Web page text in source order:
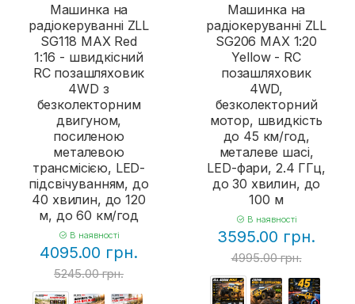
Машинка на
радіокеруванні ZLL
SG118 MAX Red
1:16 - швидкісний
RC позашляховик
4WD з
безколекторним
двигуном,
посиленою
металевою
трансмісією, LED-
підсвічуванням, до
40 хвилин, до 120
м, до 60 км/год
В наявності
4095.00 грн.
5245.00 грн.
Машинка на
радіокеруванні ZLL
SG206 MAX 1:20
Yellow - RC
позашляховик
4WD,
безколекторний
мотор, швидкість
до 45 км/год,
металеве шасі,
LED-фари, 2.4 ГГц,
до 30 хвилин, до
100 м
В наявності
3595.00 грн.
4995.00 грн.